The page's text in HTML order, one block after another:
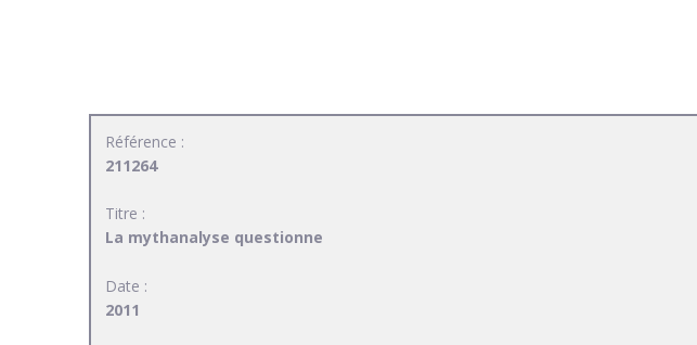
Référence :
211264
Titre :
La mythanalyse questionne
Date :
2011